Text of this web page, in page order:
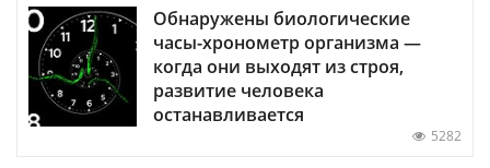
Обнаружены биологические
часы-хронометр организма —
когда они выходят из строя,
развитие человека
останавливается
5282